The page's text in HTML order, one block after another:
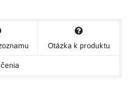
Otázka k produktu